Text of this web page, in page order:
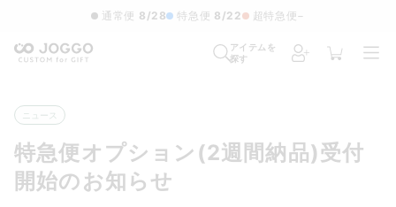
通常便 8/28 特急便 8/22 超特急便−
アイテムを
探す
ニュース
特急便オプション(2週間納品)受付
開始のお知らせ